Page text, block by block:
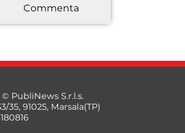
*
Commenta
PubliNews S.r.l.s.
35, 91025, Marsala(TP)